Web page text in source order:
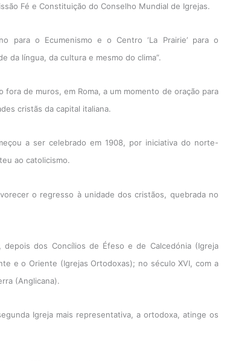
Fé e Constituição do Conselho Mundial de Igrejas.
para o Ecumenismo e o Centro ‘La Prairie’ para o
da língua, da cultura e mesmo do clima”.
fora de muros, em Roma, a um momento de oração para
cristãs da capital italiana.
a ser celebrado em 1908, por iniciativa do norte-
ao catolicismo.
o regresso à unidade dos cristãos, quebrada no
dos Concílios de Éfeso e de Calcedónia (Igreja
e o Oriente (Igrejas Ortodoxas); no século XVI, com a
(Anglicana).
Igreja mais representativa, a ortodoxa, atinge os